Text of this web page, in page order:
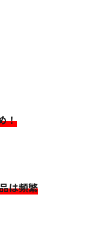
！
は頻繁